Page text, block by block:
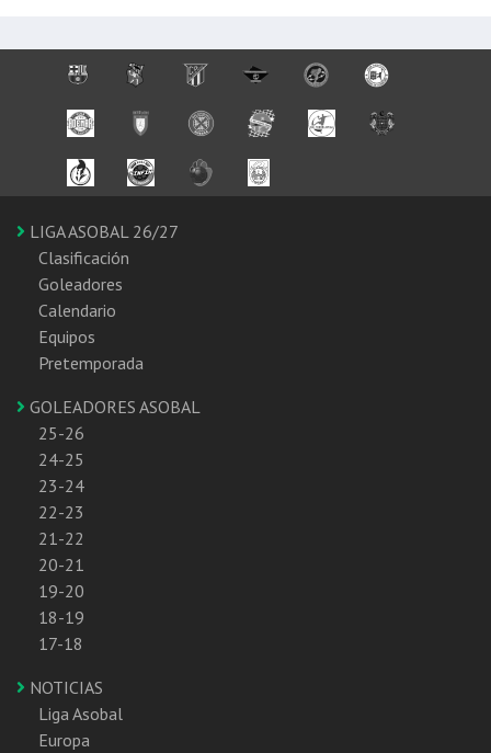
LIGA ASOBAL 26/27
Clasificación
Goleadores
Calendario
Equipos
Pretemporada
GOLEADORES ASOBAL
25-26
24-25
23-24
22-23
21-22
20-21
19-20
18-19
17-18
NOTICIAS
Liga Asobal
Europa